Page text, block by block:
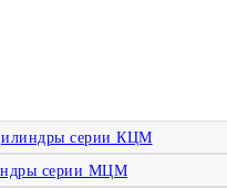
серии КЦМ
серии МЦМ